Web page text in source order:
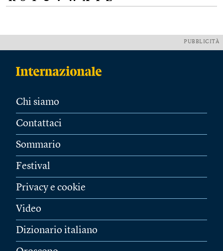
PUBBLICITÀ
Chi siamo
Contattaci
Sommario
Festival
Privacy e cookie
Video
Dizionario italiano